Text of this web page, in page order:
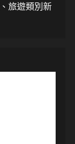
旅遊類別新